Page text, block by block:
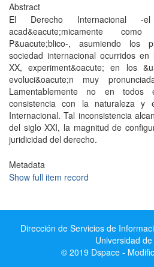
Abstract
El Derecho Internacional -
acad&eacute;micamente
P&uacute;blico-, asumiendo los
sociedad internacional ocurridos
XX, experiment&oacute; en los
evoluci&oacute;n muy
Lamentablemente no en todos
consistencia con la naturaleza y
Internacional. Tal inconsistencia
del siglo XXI, la magnitud de
juridicidad del derecho.
Metadata
Show full item record
Dirección de Servicios de
Universidad
© 2019 Dspace -